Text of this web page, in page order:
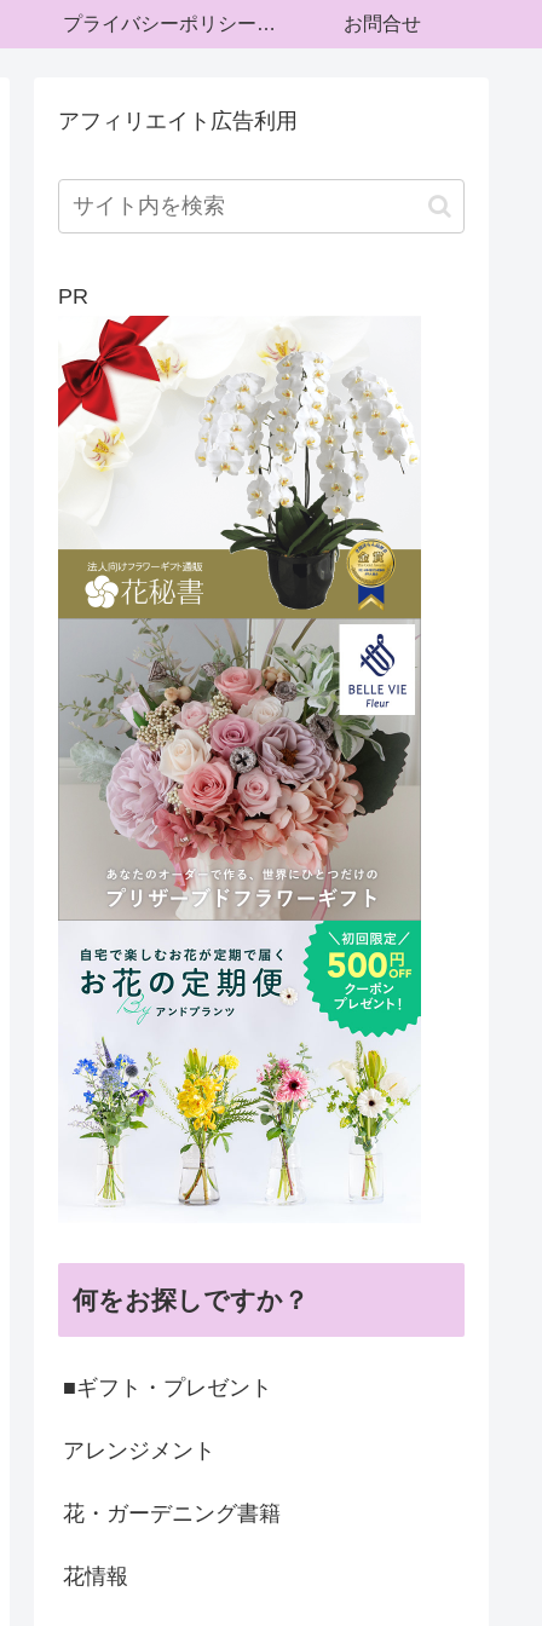
プライバシーポリシー・運営者情報 お問合せ
アフィリエイト広告利用
PR
何をお探しですか？
■ギフト・プレゼント
アレンジメント
花・ガーデニング書籍
花情報